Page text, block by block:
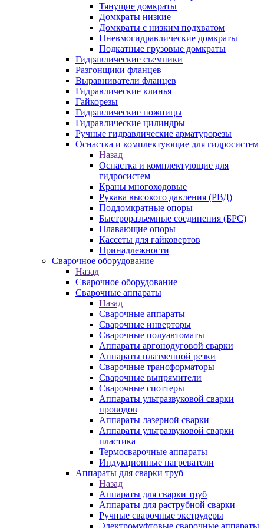
Тянущие домкраты
Домкраты низкие
Домкраты с низким подхватом
Пневмогидравлические домкраты
Подкатные грузовые домкраты
Гидравлические съемники
Разгонщики фланцев
Выравниватели фланцев
Гидравлические клинья
Гайкорезы
Гидравлические ножницы
Гидравлические цилиндры
Ручные гидравлические арматурорезы
Оснастка и комплектующие для гидросистем
Назад
Оснастка и комплектующие для
гидросистем
Краны многоходовые
Рукава высокого давления (РВД)
Поддомкратные опоры
Быстроразъемные соединения (БРС)
Плавающие опоры
Кассеты для гайковертов
Принадлежности
Сварочное оборудование
Назад
Сварочное оборудование
Сварочные аппараты
Назад
Сварочные аппараты
Сварочные инверторы
Сварочные полуавтоматы
Аппараты аргонодуговой сварки
Аппараты плазменной резки
Сварочные трансформаторы
Сварочные выпрямители
Сварочные споттеры
Аппараты ультразвуковой сварки
проводов
Аппараты лазерной сварки
Аппараты ультразвуковой сварки
пластика
Термосварочные аппараты
Индукционные нагреватели
Аппараты для сварки труб
Назад
Аппараты для сварки труб
Аппараты для раструбной сварки
Ручные сварочные экструдеры
Электромуфтовые сварочные аппараты